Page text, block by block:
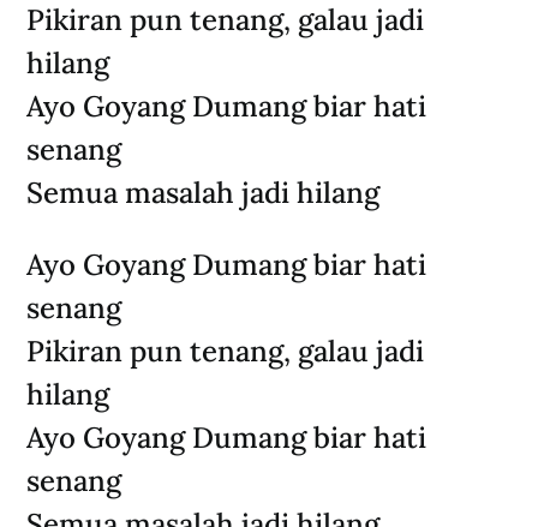
Pikiran pun tenang, galau jadi
hilang
Ayo Goyang Dumang biar hati
senang
Semua masalah jadi hilang
Ayo Goyang Dumang biar hati
senang
Pikiran pun tenang, galau jadi
hilang
Ayo Goyang Dumang biar hati
senang